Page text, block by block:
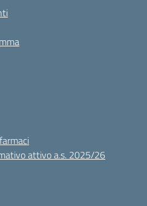
attivo a.s. 2025/26